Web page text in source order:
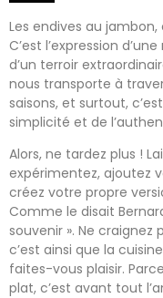
Les endives au jambon,
C’est l’expression
d’un terroir
nous transporte à
saisons, et surtout,
simplicité et de
Alors, ne tardez plus !
expérimentez, ajoutez
créez votre propre
Comme le disait
souvenir ». Ne
c’est ainsi que la
faites-vous plaisir.
plat, c’est avant tout